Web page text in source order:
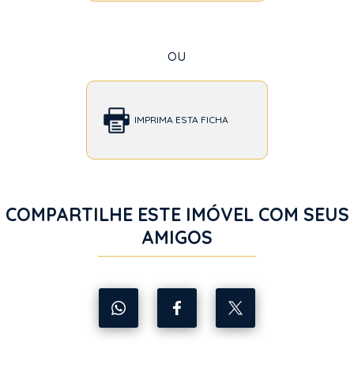
ou
IMPRIMA ESTA FICHA
COMPARTILHE ESTE IMÓVEL COM SEUS
AMIGOS